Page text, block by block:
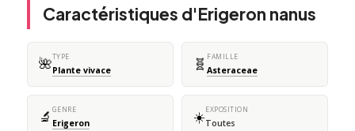
Caractéristiques d'Erigeron nanus
🌺TYPE
Plante vivace 🧬 FAMILLE
Asteraceae
🔬 GENRE
Erigeron ☀️EXPOSITION
Toutes